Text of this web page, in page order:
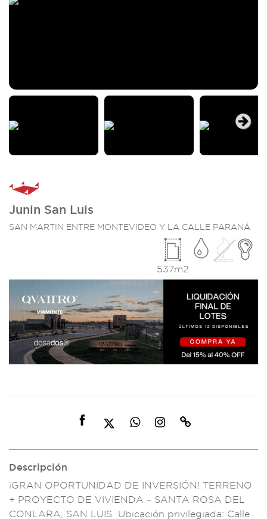
Junin San Luis
SAN MARTIN ENTRE MONTEVIDEO Y LA CALLE PARANÁ
537m2
Descripción
¡GRAN OPORTUNIDAD DE INVERSIÓN! TERRENO
+ PROYECTO DE VIVIENDA – SANTA ROSA DEL
CONLARA, SAN LUIS Ubicación privilegiada: Cal le